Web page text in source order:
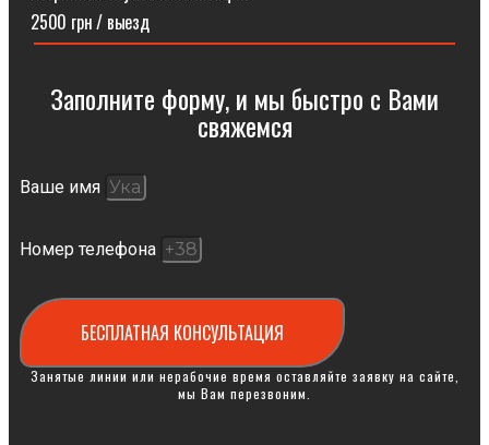
2500 грн / выезд
Заполните форму, и мы быстро с Вами
свяжемся​
Ваше имя
Номер телефона
БЕСПЛАТНАЯ КОНСУЛЬТАЦИЯ
Занятые линии или нерабочие время оставляйте заявку на сайте,
мы Вам перезвоним.